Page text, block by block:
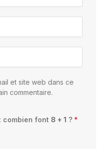
et site web dans ce
commentaire.
combien font 8 + 1 ? *